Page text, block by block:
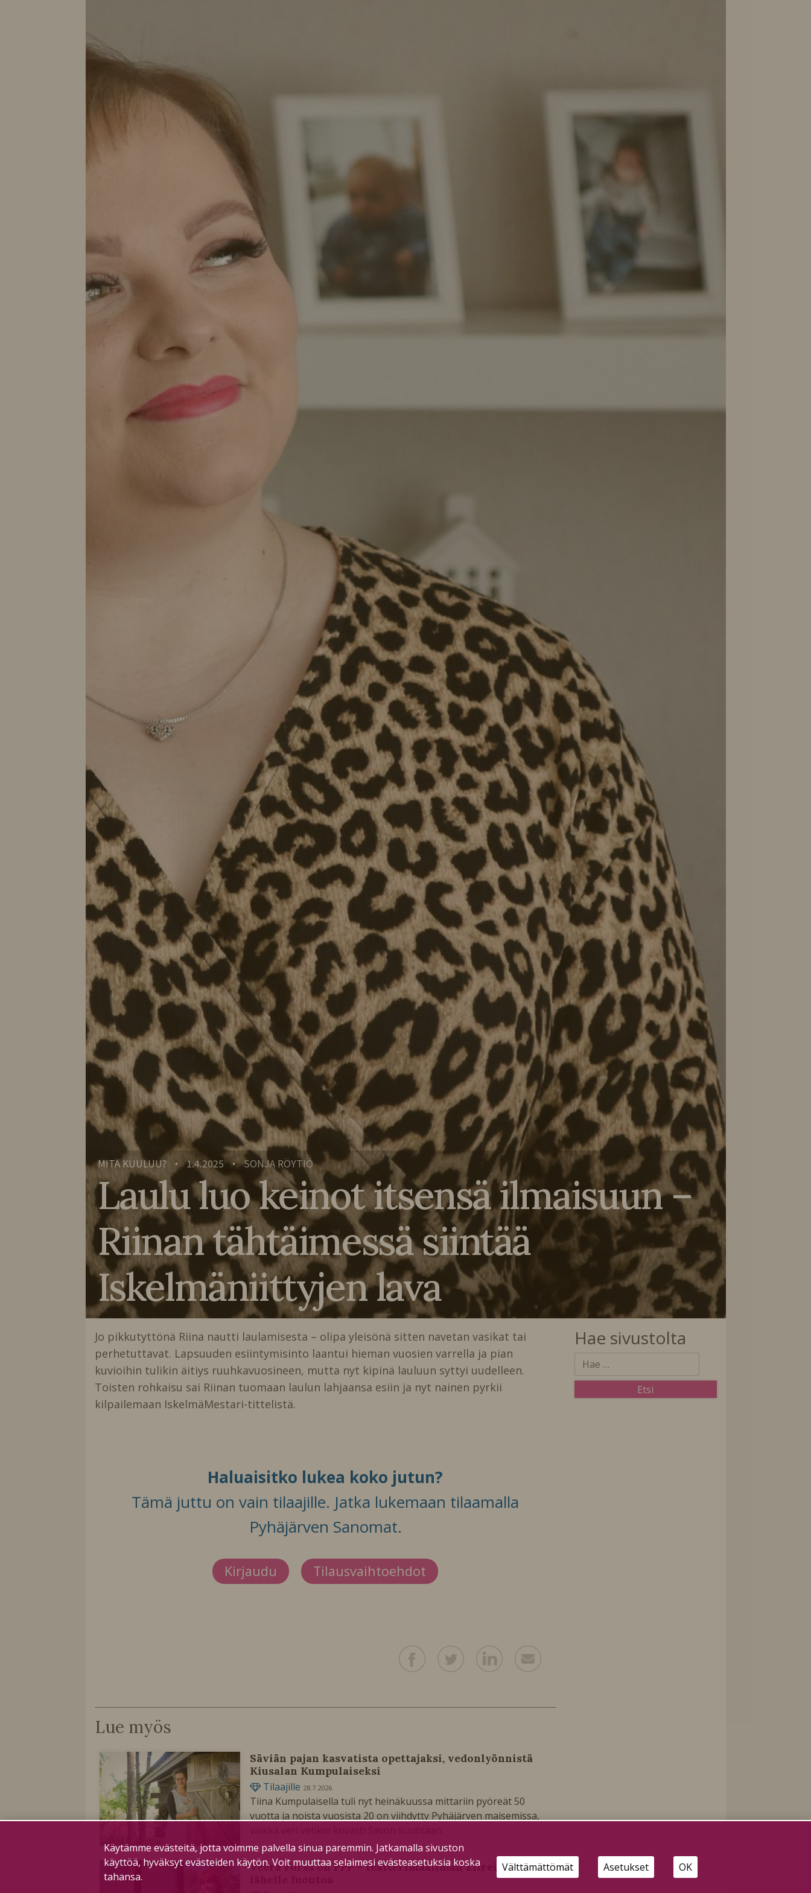
MITÄ KUULUU? • 1.4.2025 • SONJA RÖYTIÖ
Laulu luo keinot itsensä ilmaisuun –
Riinan tähtäimessä siintää
Iskelmäniittyjen lava
Jo pikkutyttönä Riina nautti laulamisesta – olipa yleisönä sitten navetan vasikat tai
perhetuttavat. Lapsuuden esiintymisinto laantui hieman vuosien varrella ja pian
kuvioihin tulikin äitiys ruuhkavuosineen, mutta nyt kipinä lauluun syttyi uudelleen.
Toisten rohkaisu sai Riinan tuomaan laulun lahjaansa esiin ja nyt nainen pyrkii
kilpailemaan IskelmäMestari-tittelistä.
Haluaisitko lukea koko jutun?
Tämä juttu on vain tilaajille. Jatka lukemaan tilaamalla
Pyhäjärven Sanomat.
Kirjaudu Tilausvaihtoehdot
Lue myös
Säviän pajan kasvatista opettajaksi, vedonlyönnistä
Kiusalan Kumpulaiseksi
Tilaajille 28.7.2026
Tiina Kumpulaisella tuli nyt heinäkuussa mittariin pyöreät 50
vuotta ja noista vuosista 20 on viihdytty Pyhäjärven maisemissa,
Veera Forss on PPP – teatterimaailman kiireistä
Hae sivustolta
Käytämme evästeitä, jotta voimme palvella sinua paremmin. Jatkamalla sivuston
käyttöä, hyväksyt evästeiden käytön. Voit muuttaa selaimesi evästeasetuksia koska
tahansa.
Välttämättömät Asetukset OK